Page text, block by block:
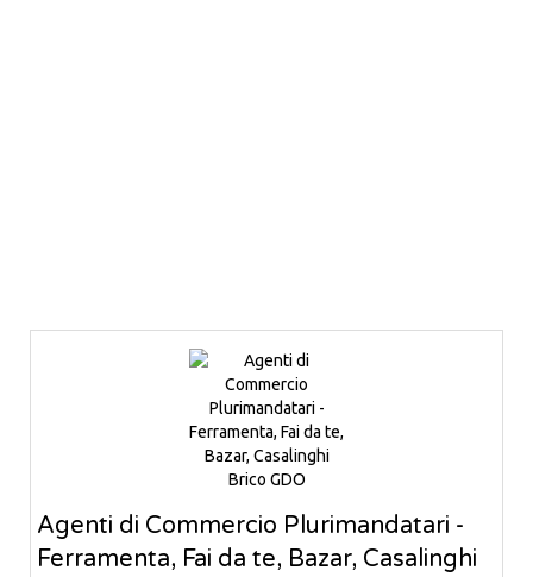
Agenti di Commercio Plurimandatari -
Ferramenta, Fai da te, Bazar, Casalinghi